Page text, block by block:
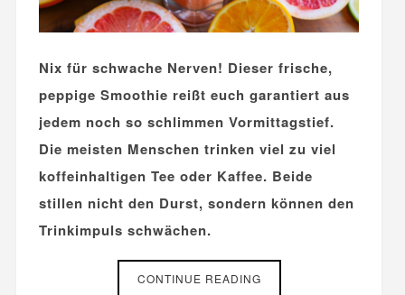
Nix für schwache Nerven! Dieser frische,
peppige Smoothie reißt euch garantiert aus
jedem noch so schlimmen Vormittagstief.
Die meisten Menschen trinken viel zu viel
koffeinhaltigen Tee oder Kaffee. Beide
stillen nicht den Durst, sondern können den
Trinkimpuls schwächen.
CONTINUE READING